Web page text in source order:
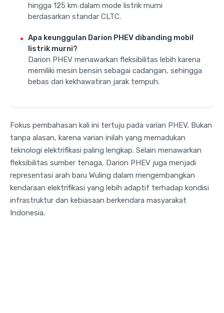
hingga 125 km dalam mode listrik murni
berdasarkan standar CLTC.
Apa keunggulan Darion PHEV dibanding mobil
listrik murni?
Darion PHEV menawarkan fleksibilitas lebih karena
memiliki mesin bensin sebagai cadangan, sehingga
bebas dari kekhawatiran jarak tempuh.
Fokus pembahasan kali ini tertuju pada varian PHEV. Bukan
tanpa alasan, karena varian inilah yang memadukan
teknologi elektrifikasi paling lengkap. Selain menawarkan
fleksibilitas sumber tenaga, Darion PHEV juga menjadi
representasi arah baru Wuling dalam mengembangkan
kendaraan elektrifikasi yang lebih adaptif terhadap kondisi
infrastruktur dan kebiasaan berkendara masyarakat
Indonesia.